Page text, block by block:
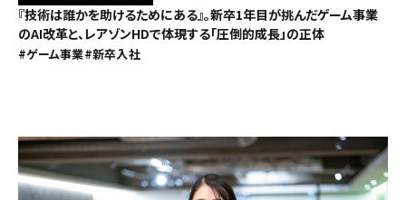
『技術は誰かを助けるためにある』。新卒1年目が挑んだゲーム事業
のAI改革と、レアゾンHDで体現する「圧倒的成長」の正体
#ゲーム事業#新卒入社